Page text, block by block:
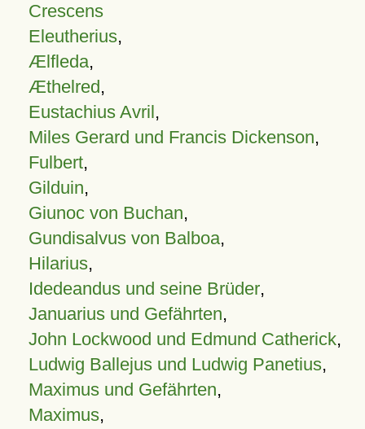
Crescens
Eleutherius,
Ælfleda,
Æthelred,
Eustachius Avril,
Miles Gerard und Francis Dickenson,
Fulbert,
Gilduin,
Giunoc von Buchan,
Gundisalvus von Balboa,
Hilarius,
Idedeandus und seine Brüder,
Januarius und Gefährten,
John Lockwood und Edmund Catherick,
Ludwig Ballejus und Ludwig Panetius,
Maximus und Gefährten,
Maximus,